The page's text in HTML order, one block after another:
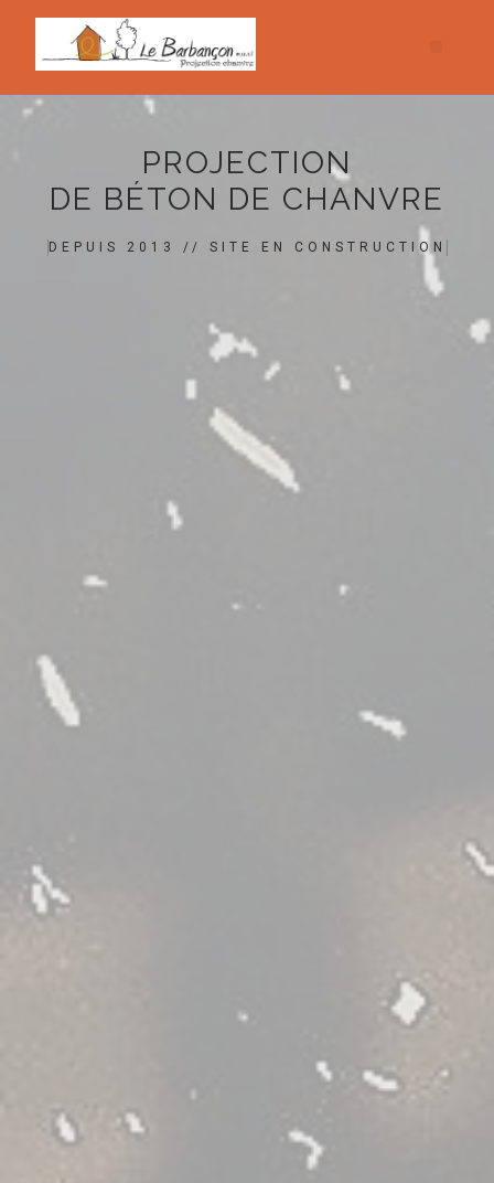
PROJECTION
DE BÉTON DE CHANVRE
DEPUIS 2013 // SITE EN CONSTRUCTION